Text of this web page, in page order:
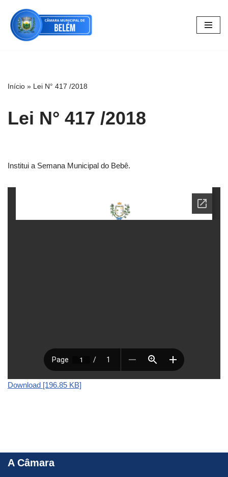
Pular
para
Início » Lei N° 417 /2018
Lei N° 417 /2018
Institui a Semana Municipal do Bebê.
Download [196.85 KB]
A Câmara